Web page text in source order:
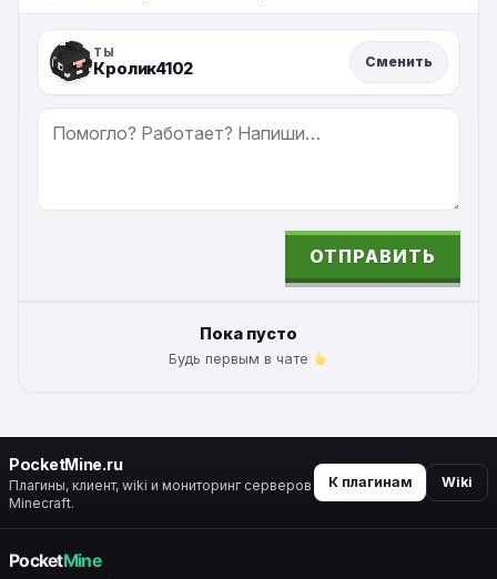
ТЫ
Кролик4102 Сменить
СООБЩЕНИЕ
ОТПРАВИТЬ
Пока пусто
Будь первым в чате
PocketMine.ru
Плагины, клиент, wiki и мониторинг серверов
Minecraft.
К плагинам Wiki